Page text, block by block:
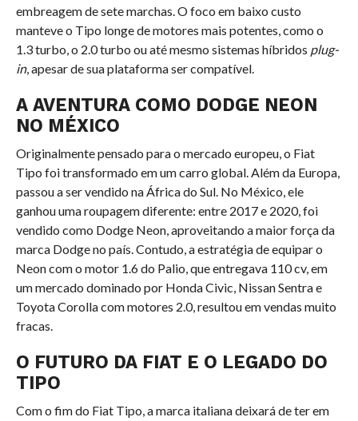
embreagem de sete marchas. O foco em baixo custo
manteve o Tipo longe de motores mais potentes, como o
1.3 turbo, o 2.0 turbo ou até mesmo sistemas híbridos plug-
in, apesar de sua plataforma ser compatível.
A AVENTURA COMO DODGE NEON
NO MÉXICO
Originalmente pensado para o mercado europeu, o Fiat
Tipo foi transformado em um carro global. Além da Europa,
passou a ser vendido na África do Sul. No México, ele
ganhou uma roupagem diferente: entre 2017 e 2020, foi
vendido como Dodge Neon, aproveitando a maior força da
marca Dodge no país. Contudo, a estratégia de equipar o
Neon com o motor 1.6 do Palio, que entregava 110 cv, em
um mercado dominado por Honda Civic, Nissan Sentra e
Toyota Corolla com motores 2.0, resultou em vendas muito
fracas.
O FUTURO DA FIAT E O LEGADO DO
TIPO
Com o fim do Fiat Tipo, a marca italiana deixará de ter em